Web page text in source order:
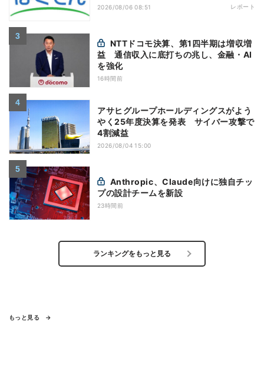
2026/08/06 08:51 レポート
益 通信収入に底打ちの兆し、金融・AI
を強化
16時間前
アサヒグループホールディングスがよう
やく25年度決算を発表 サイバー攻撃で
4割減益
2026/08/04 15:00
プの設計チームを新設
23時間前
ランキングをもっと見る
もっと見る